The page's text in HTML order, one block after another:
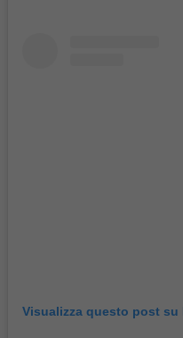
Visualizza questo post su